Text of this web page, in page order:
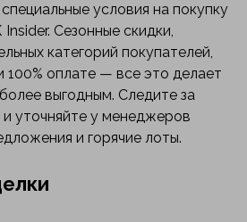
условия на покупку
Сезонные скидки,
категорий покупателей,
100% оплате — все это делает
выгодным. Следите за
уточняйте у менеджеров
и горячие лоты.